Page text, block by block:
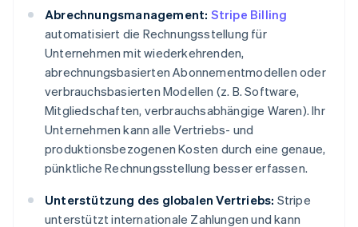
Abrechnungsmanagement: Stripe Billing
automatisiert die Rechnungsstellung für
Unternehmen mit wiederkehrenden,
abrechnungsbasierten Abonnementmodellen oder
verbrauchsbasierten Modellen (z. B. Software,
Mitgliedschaften, verbrauchsabhängige Waren). Ihr
Unternehmen kann alle Vertriebs- und
produktionsbezogenen Kosten durch eine genaue,
pünktliche Rechnungsstellung besser erfassen.
Unterstützung des globalen Vertriebs: Stripe
unterstützt internationale Zahlungen und kann